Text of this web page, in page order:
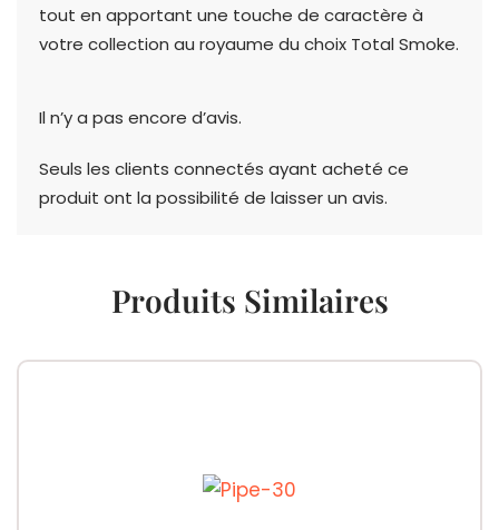
tout en apportant une touche de caractère à
votre collection au royaume du choix Total Smoke.
Il n’y a pas encore d’avis.
Seuls les clients connectés ayant acheté ce
produit ont la possibilité de laisser un avis.
Produits Similaires